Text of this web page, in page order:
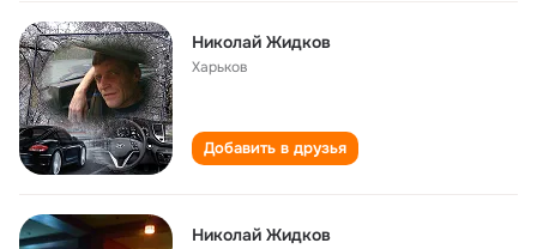
Николай Жидков
Харьков
Добавить в друзья
Николай Жидков